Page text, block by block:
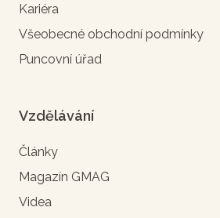
Kariéra
Všeobecné obchodní podmínky
Puncovní úřad
Vzdělávání
Články
Magazín GMAG
Videa